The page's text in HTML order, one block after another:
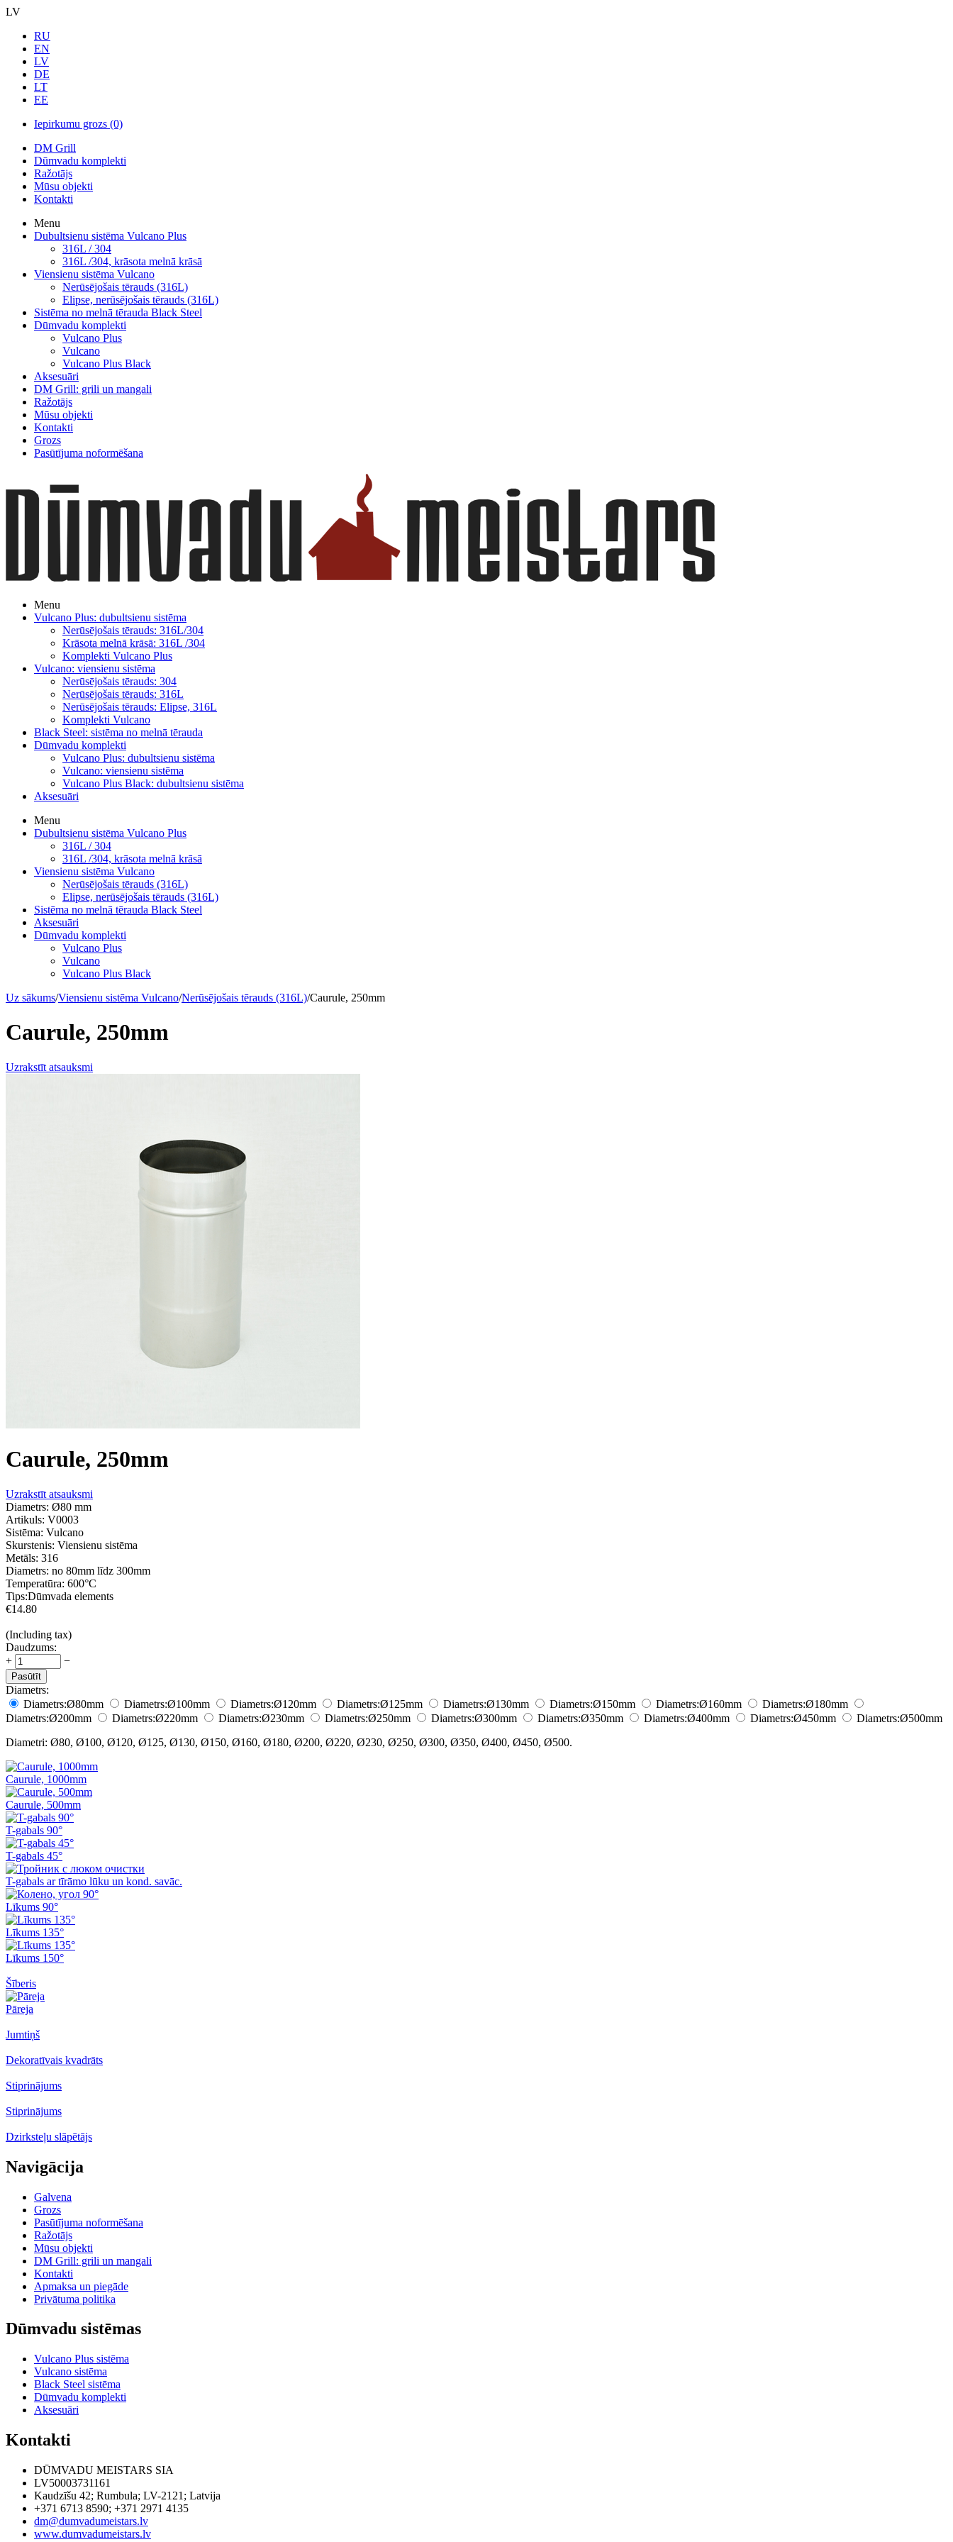
LV
RU
EN
LV
DE
LT
EE
Iepirkumu grozs (0)
DM Grill
Dūmvadu komplekti
Ražotājs
Mūsu objekti
Kontakti
Menu
Dubultsienu sistēma Vulcano Plus
316L / 304
316L /304, krāsota melnā krāsā
Viensienu sistēma Vulcano
Nerūsējošais tērauds (316L)
Elipse, nerūsējošais tērauds (316L)
Sistēma no melnā tērauda Black Steel
Dūmvadu komplekti
Vulcano Plus
Vulcano
Vulcano Plus Black
Aksesuāri
DM Grill: grili un mangali
Ražotājs
Mūsu objekti
Kontakti
Grozs
Pasūtījuma noformēšana
Menu
Vulcano Plus: dubultsienu sistēma
Nerūsējošais tērauds: 316L/304
Krāsota melnā krāsā: 316L /304
Komplekti Vulcano Plus
Vulcano: viensienu sistēma
Nerūsējošais tērauds: 304
Nerūsējošais tērauds: 316L
Nerūsējošais tērauds: Elipse, 316L
Komplekti Vulcano
Black Steel: sistēma no melnā tērauda
Dūmvadu komplekti
Vulcano Plus: dubultsienu sistēma
Vulcano: viensienu sistēma
Vulcano Plus Black: dubultsienu sistēma
Aksesuāri
Menu
Dubultsienu sistēma Vulcano Plus
316L / 304
316L /304, krāsota melnā krāsā
Viensienu sistēma Vulcano
Nerūsējošais tērauds (316L)
Elipse, nerūsējošais tērauds (316L)
Sistēma no melnā tērauda Black Steel
Aksesuāri
Dūmvadu komplekti
Vulcano Plus
Vulcano
Vulcano Plus Black
Uz sākums/Viensienu sistēma Vulcano/Nerūsējošais tērauds (316L)/Caurule, 250mm
Caurule, 250mm
Uzrakstīt atsauksmi
Caurule, 250mm
Uzrakstīt atsauksmi
Diametrs: Ø80 mm
Artikuls: V0003
Sistēma: Vulcano
Skurstenis: Viensienu sistēma
Metāls: 316
Diametrs: no 80mm līdz 300mm
Temperatūra: 600°С
Tips:Dūmvada elements
€14.80
(Including tax)
Daudzums:
+
−
Pasūtīt
Diametrs:
Diametrs:Ø80mm Diametrs:Ø100mm Diametrs:Ø120mm Diametrs:Ø125mm Diametrs:Ø130mm Diametrs:Ø150mm Diametrs:Ø160mm Diametrs:Ø180mm
Diametrs:Ø200mm Diametrs:Ø220mm Diametrs:Ø230mm Diametrs:Ø250mm Diametrs:Ø300mm Diametrs:Ø350mm Diametrs:Ø400mm Diametrs:Ø450mm Diametrs:Ø500mm
Diametri: Ø80, Ø100, Ø120, Ø125, Ø130, Ø150, Ø160, Ø180, Ø200, Ø220, Ø230, Ø250, Ø300, Ø350, Ø400, Ø450, Ø500.
Caurule, 1000mm
Caurule, 500mm
T-gabals 90°
T-gabals 45°
T-gabals ar tīrāmo lūku un kond. savāc.
Līkums 90°
Līkums 135°
Līkums 150°
Šīberis
Pāreja
Jumtiņš
Dekoratīvais kvadrāts
Stiprinājums
Stiprinājums
Dzirksteļu slāpētājs
Navigācija
Galvena
Grozs
Pasūtījuma noformēšana
Ražotājs
Mūsu objekti
DM Grill: grili un mangali
Kontakti
Apmaksa un piegāde
Privātuma politika
Dūmvadu sistēmas
Vulcano Plus sistēma
Vulcano sistēma
Black Steel sistēma
Dūmvadu komplekti
Aksesuāri
Kontakti
DŪMVADU MEISTARS SIA
LV50003731161
Kaudzīšu 42; Rumbula; LV-2121 ; Latvija
+371 6713 8590; +371 2971 4135
dm@dumvadumeistars.lv
www.dumvadumeistars.lv